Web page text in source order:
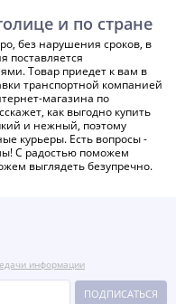
и по стране
без нарушения сроков, в
поставляется
Товар приедет к вам в
транспортной компанией
магазина по
как выгодно купить
и нежный, поэтому
курьеры. Есть вопросы -
С радостью поможем
выглядеть безупречно.
информации
ПОДПИСАТЬСЯ